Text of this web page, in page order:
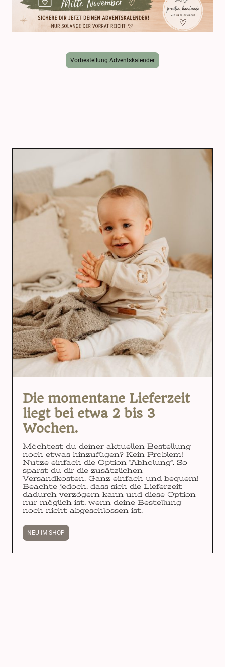
Vorbestellung Adventskalender
Die momentane Lieferzeit
liegt bei etwa 2 bis 3
Wochen.
Möchtest du deiner aktuellen Bestellung
noch etwas hinzufügen? Kein Problem!
Nutze einfach die Option "Abholung". So
sparst du dir die zusätzlichen
Versandkosten. Ganz einfach und bequem!
Beachte jedoch, dass sich die Lieferzeit
dadurch verzögern kann und diese Option
nur möglich ist, wenn deine Bestellung
noch nicht abgeschlossen ist.
NEU IM SHOP